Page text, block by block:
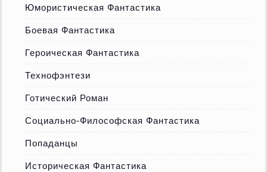
Юмористическая Фантастика
Боевая Фантастика
Героическая Фантастика
Технофэнтези
Готический Роман
Социально-Философская Фантастика
Попаданцы
Историческая Фантастика